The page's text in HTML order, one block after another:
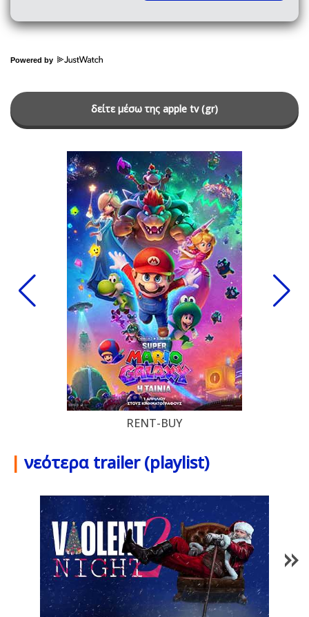
Powered by
δείτε μέσω της apple tv (gr)
RENT-BUY
| νεότερα trailer (playlist)
1 /84